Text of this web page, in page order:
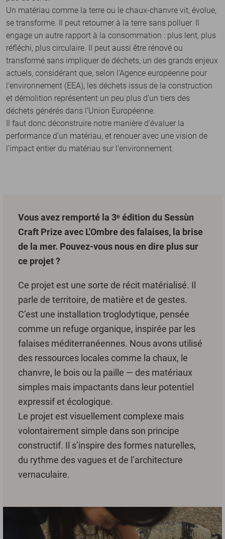
Un matériau comme la terre ou le chaux-chanvre vit, évolue,
se transforme. Il peut retourner à la terre sans polluer. Il
engage un autre rapport à la consommation : plus lent, plus
réfléchi, plus circulaire. Il peut aussi être rénové ou
transformé sans impliquer de déchets, un des grands enjeux
actuels, considérant que, selon l’Agence européenne pour
l’environnement (EEA), les déchets issus de la construction
et démolition représentent un peu plus d’un tiers des
déchets générés dans l’Union Européenne.
Il faut donc déconstruire notre manière d’évaluer la
performance d’un matériau, et renouer avec une vision de
l’impact entier du matériau sur l’environnement.
Vous avez remporté la 3ᵉ édition du Sessùn
Craft Prize avec L'Ombre des falaises, la brise
de la mer. Pouvez-vous nous en dire plus sur
ce projet ?
Ce projet est une sorte de récit matérialisé. Il
parle de territoire, de matière et de gestes.
C’est une installation troglodytique, pensée
comme un refuge organique, inspirée par les
falaises méditerranéennes. Nous avons utilisé
des ressources locales comme la chaux, le
chanvre, le bois ou la paille — des matériaux
simples mais impactants dans leur potentiel
expressif et écologique.
Le projet est visuellement complexe mais
volontairement simple dans son principe
constructif. Il s’inspire des formes naturelles,
du rythme des vagues et de l’architecture
vernaculaire.